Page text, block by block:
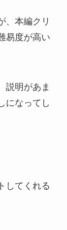
、本編クリ
易度が高い
説明があま
になってし
してくれる